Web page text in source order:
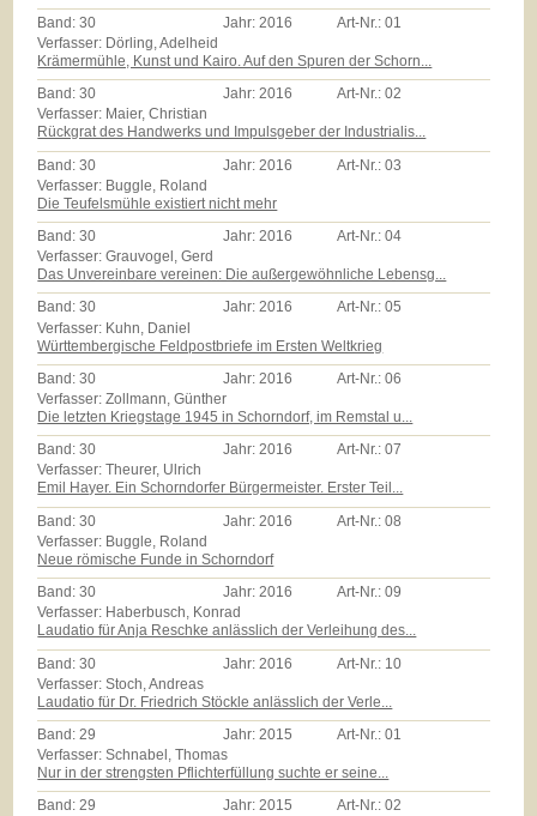
Band:30 Jahr: 2016 Art-Nr.:01
Verfasser: Dörling, Adelheid
Krämermühle, Kunst und Kairo. Auf den Spuren der Schorn...
Band:30 Jahr:2016 Art-Nr.:02
Verfasser: Maier, Christian
Rückgrat des Handwerks und Impulsgeber der Industrialis...
Band:30 Jahr: 2016 Art-Nr.:03
Verfasser: Buggle, Roland
Die Teufelsmühle existiert nicht mehr
Band:30 Jahr:2016 Art-Nr.:04
Verfasser: Grauvogel, Gerd
Das Unvereinbare vereinen: Die außergewöhnliche Lebensg...
Band:30 Jahr:2016 Art-Nr.:05
Verfasser: Kuhn, Daniel
Württembergische Feldpostbriefe im Ersten Weltkrieg
Band:30 Jahr:2016 Art-Nr.:06
Verfasser: Zollmann, Günther
Die letzten Kriegstage 1945 in Schorndorf, im Remstal u...
Band:30 Jahr:2016 Art-Nr.:07
Verfasser: Theurer, Ulrich
Emil Hayer. Ein Schorndorfer Bürgermeister. Erster Teil...
Band:30 Jahr: 2016 Art-Nr.:08
Verfasser: Buggle, Roland
Neue römische Funde in Schorndorf
Band:30 Jahr:2016 Art-Nr.:09
Verfasser: Haberbusch, Konrad
Laudatio für Anja Reschke anlässlich der Verleihung des...
Band:30 Jahr: 2016 Art-Nr.: 10
Verfasser: Stoch, Andreas
Laudatio für Dr. Friedrich Stöckle anlässlich der Verle...
Band:29 Jahr:2015 Art-Nr.:01
Verfasser: Schnabel, Thomas
Nur in der strengsten Pflichterfüllung suchte er seine...
Band:29 Jahr:2015 Art-Nr.:02